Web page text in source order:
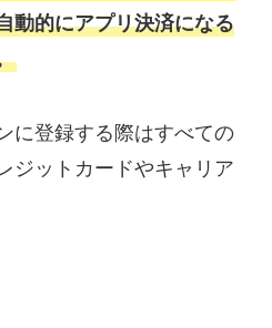
動的にアプリ決済になる
に登録する際はすべての
ジットカードやキャリア